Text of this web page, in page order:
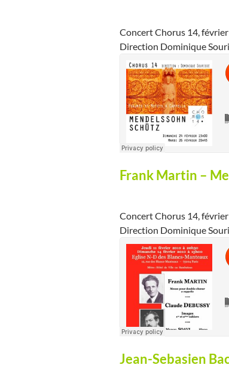
Concert Chorus 14,
Direction Dominique
Frank Martin –
Concert Chorus 14,
Direction Dominique
Jean-Sebasien